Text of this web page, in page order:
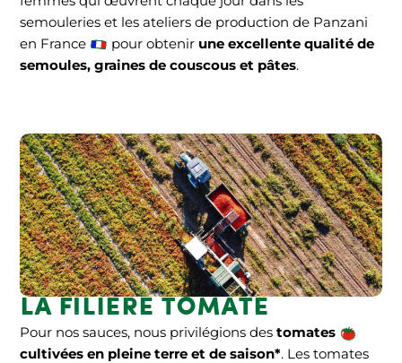
semouleries et les ateliers de production de Panzani
en France
pour obtenir une excellente qualité de
semoules, graines de couscous et pâtes.
La filière tomate
Pour nos sauces, nous privilégions des tomates
cultivées en pleine terre et de saison*. Les tomates